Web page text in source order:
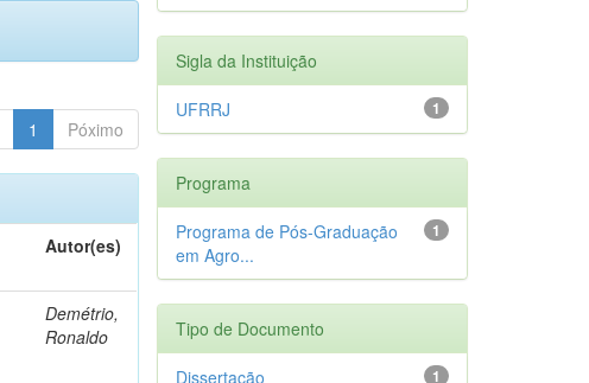
1 Póximo
Autor(es)
Demétrio,
Ronaldo
Sigla da Instituição
1
UFRRJ
Programa
1
Programa de Pós-Graduação
em Agro...
Tipo de Documento
1
Dissertação